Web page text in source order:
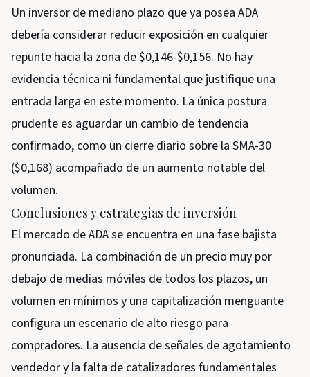
Un inversor de mediano plazo que ya posea ADA
debería considerar reducir exposición en cualquier
repunte hacia la zona de $0,146-$0,156. No hay
evidencia técnica ni fundamental que justifique una
entrada larga en este momento. La única postura
prudente es aguardar un cambio de tendencia
confirmado, como un cierre diario sobre la SMA-30
($0,168) acompañado de un aumento notable del
volumen.
Conclusiones y estrategias de inversión
El mercado de ADA se encuentra en una fase bajista
pronunciada. La combinación de un precio muy por
debajo de medias móviles de todos los plazos, un
volumen en mínimos y una capitalización menguante
configura un escenario de alto riesgo para
compradores. La ausencia de señales de agotamiento
vendedor y la falta de catalizadores fundamentales